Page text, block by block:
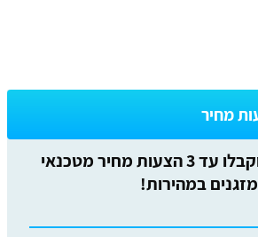
חסכו בעלויות וקבלו עד 3 הצעות מחיר מטכנאי
מזגנים במהירות!